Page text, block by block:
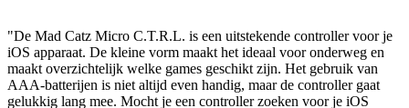
"De Mad Catz Micro C.T.R.L. is een uitstekende controller voor je
iOS apparaat. De kleine vorm maakt het ideaal voor onderweg en
maakt overzichtelijk welke games geschikt zijn. Het gebruik van
AAA-batterijen is niet altijd even handig, maar de controller gaat
gelukkig lang mee. Mocht je een controller zoeken voor je iOS